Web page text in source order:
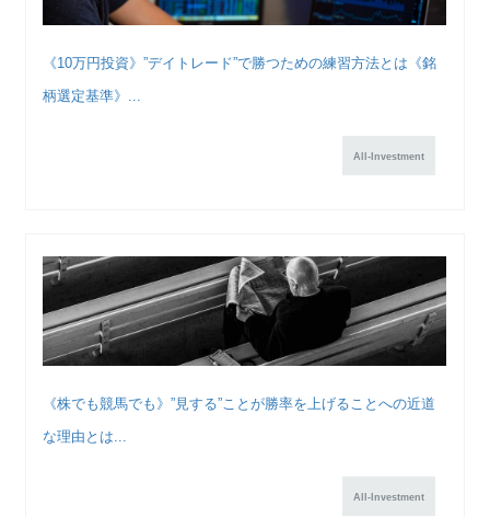
《10万円投資》”デイトレード”で勝つための練習方法とは《銘
柄選定基準》...
All-Investment
《株でも競馬でも》”見する”ことが勝率を上げることへの近道
な理由とは...
All-Investment